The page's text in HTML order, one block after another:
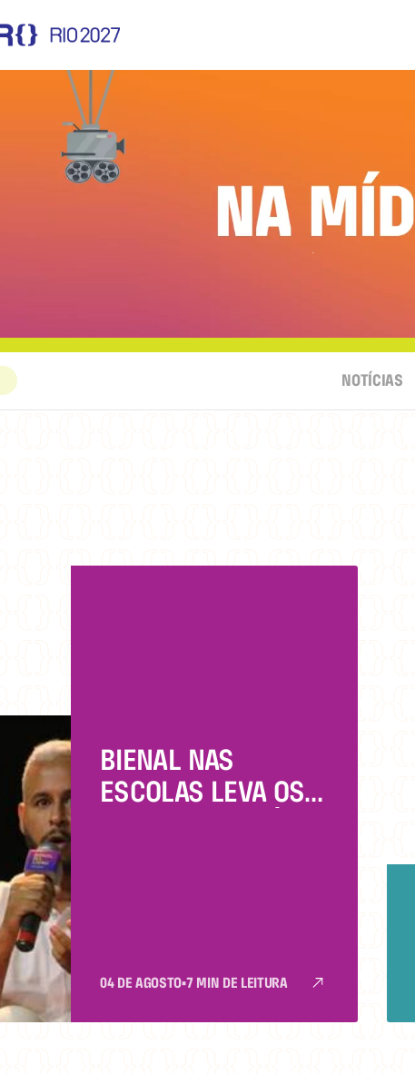
NOTÍCIAS
BIENAL NAS
ESCOLAS LEVA OS
04 DE AGOSTO•7 MIN DE LEITURA